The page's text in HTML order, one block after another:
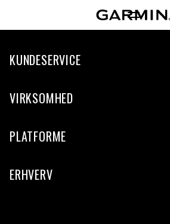
KUNDESERVICE
VIRKSOMHED
PLATFORME
ERHVERV